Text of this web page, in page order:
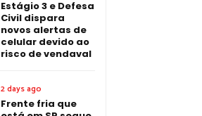
Estágio 3 e Defesa
Civil dispara
novos alertas de
celular devido ao
risco de vendaval
2 days ago
Frente fria que